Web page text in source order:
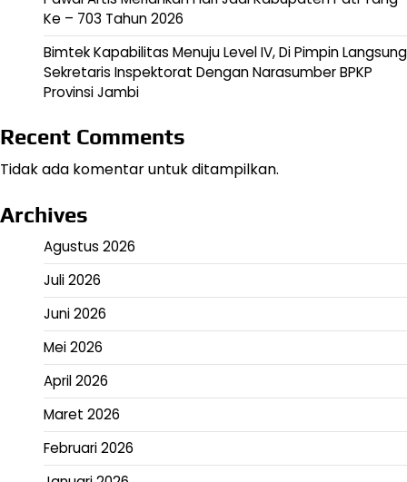
Ke – 703 Tahun 2026
Bimtek Kapabilitas Menuju Level IV, Di Pimpin Langsung
Sekretaris Inspektorat Dengan Narasumber BPKP
Provinsi Jambi
Recent Comments
Tidak ada komentar untuk ditampilkan.
Archives
Agustus 2026
Juli 2026
Juni 2026
Mei 2026
April 2026
Maret 2026
Februari 2026